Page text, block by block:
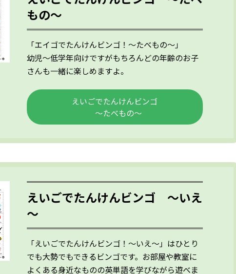
もの～
「エイゴでたんけんビンゴ！～たべもの～」
幼児～低学年向けですがもちろんどの年齢のお子
さんも一緒に楽しめますよ。
えいごでたんけんビンゴ
～たべもの～
えいごでたんけんビンゴ ～いえ
～
「えいごでたんけんビンゴ！～いえ～」はひとり
でも大勢でもできるビンゴです。お部屋や教室に
よくある身近なものの英単語を学びながら遊べま